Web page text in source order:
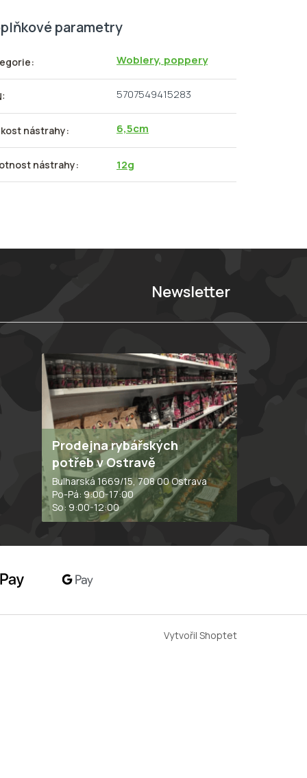
parametry
: Woblery, poppery
: 5707549415283
nástrahy: 6,5cm
nástrahy: 12g
Newsletter
Prodejna rybářských
potřeb v Ostravě
Bulharská 1669/15, 708 00 Ostrava
Po-Pá: 9:00-17:00
So: 9:00-12:00
Vytvořil Shoptet